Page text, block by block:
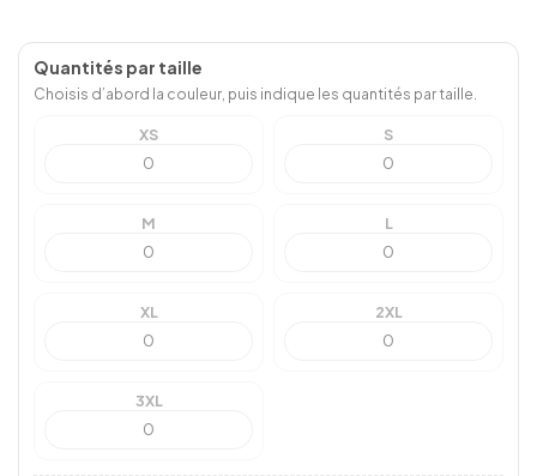
Quantités par taille
Choisis d’abord la couleur, puis indique les quantités par taille.
XS S
M L
XL 2XL
3XL